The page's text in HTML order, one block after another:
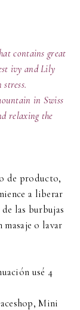
contains great
ivy and Lily
in Swiss
relaxing the
de producto,
a liberar
las burbujas
masaje o lavar
usé 4
Mini